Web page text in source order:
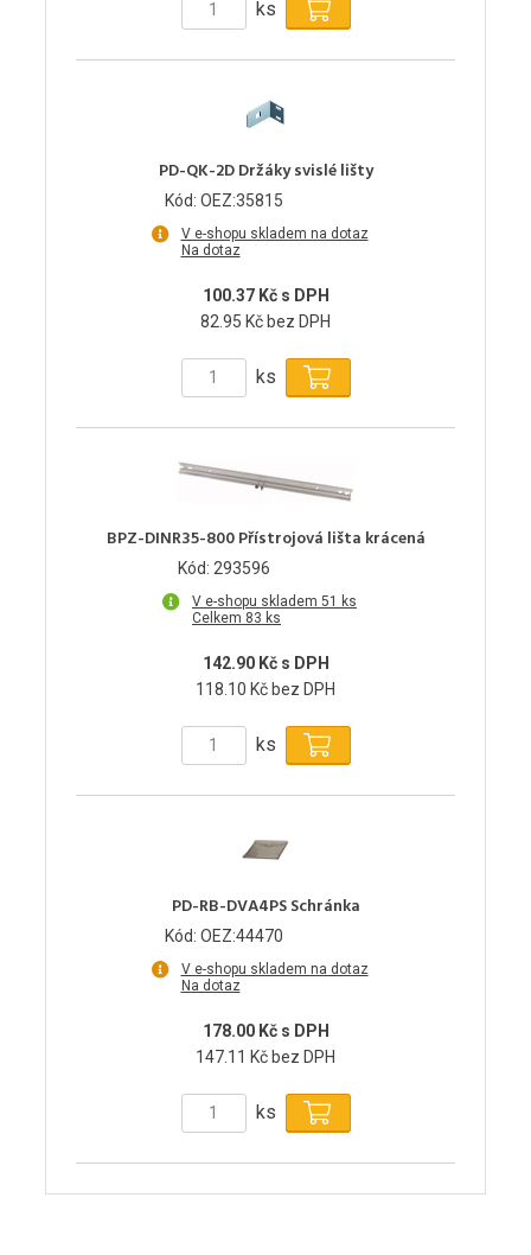
ks
PD-QK-2D Držáky svislé lišty
Kód: OEZ:35815
V e-shopu skladem na dotaz
Na dotaz
100.37 Kč s DPH
82.95 Kč bez DPH
ks
BPZ-DINR35-800 Přístrojová lišta krácená
Kód: 293596
V e-shopu skladem 51 ks
Celkem 83 ks
142.90 Kč s DPH
118.10 Kč bez DPH
ks
PD-RB-DVA4PS Schránka
Kód: OEZ:44470
V e-shopu skladem na dotaz
Na dotaz
178.00 Kč s DPH
147.11 Kč bez DPH
ks